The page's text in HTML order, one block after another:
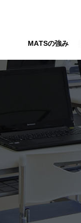
MATSの強み